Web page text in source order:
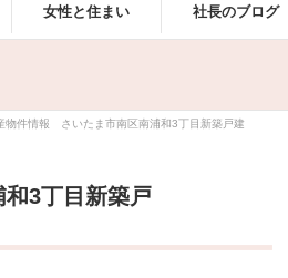
女性と住まい 社長のブログ
物件情報 さいたま市南区南浦和3丁目新築戸建
3丁目新築戸